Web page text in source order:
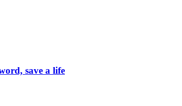
save a life